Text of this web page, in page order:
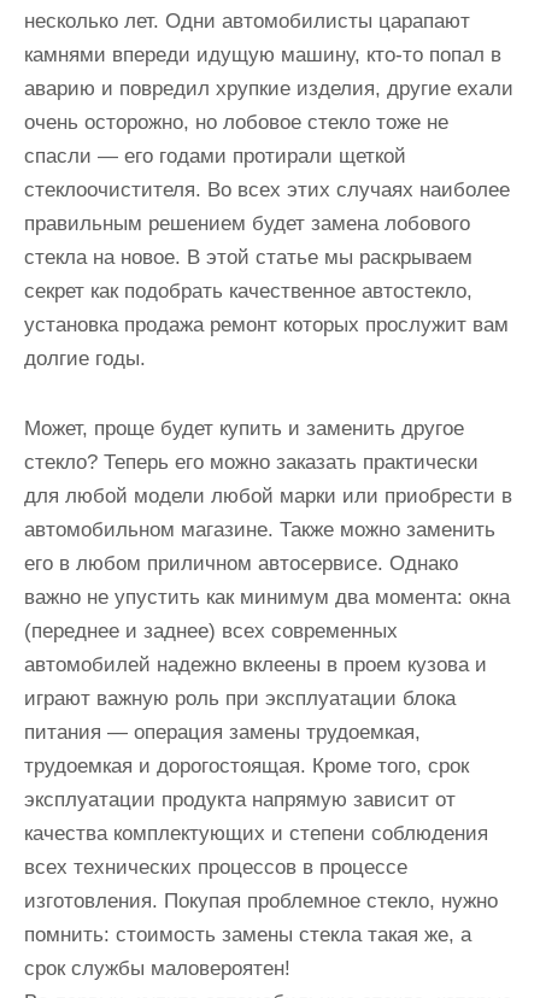
несколько лет. Одни автомобилисты царапают
камнями впереди идущую машину, кто-то попал в
аварию и повредил хрупкие изделия, другие ехали
очень осторожно, но лобовое стекло тоже не
спасли — его годами протирали щеткой
стеклоочистителя. Во всех этих случаях наиболее
правильным решением будет замена лобового
стекла на новое. В этой статье мы раскрываем
секрет как подобрать качественное автостекло,
установка продажа ремонт которых прослужит вам
долгие годы.
Может, проще будет купить и заменить другое
стекло? Теперь его можно заказать практически
для любой модели любой марки или приобрести в
автомобильном магазине. Также можно заменить
его в любом приличном автосервисе. Однако
важно не упустить как минимум два момента: окна
(переднее и заднее) всех современных
автомобилей надежно вклеены в проем кузова и
играют важную роль при эксплуатации блока
питания — операция замены трудоемкая,
трудоемкая и дорогостоящая. Кроме того, срок
эксплуатации продукта напрямую зависит от
качества комплектующих и степени соблюдения
всех технических процессов в процессе
изготовления. Покупая проблемное стекло, нужно
помнить: стоимость замены стекла такая же, а
срок службы маловероятен!